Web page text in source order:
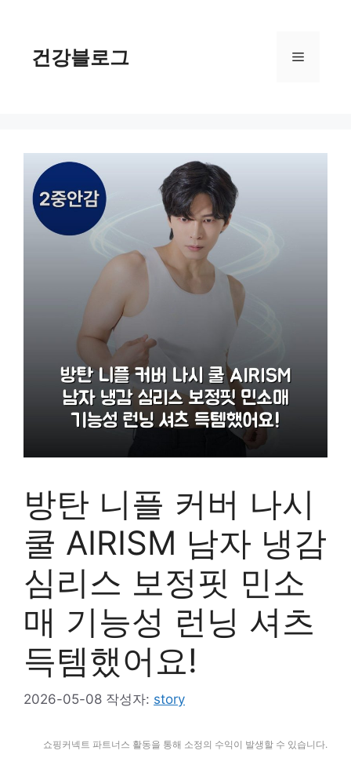
건강블로그 메
방탄 니플 커버 나시
쿨 AIRISM 남자 냉감
심리스 보정핏 민소
매 기능성 런닝 셔츠
득템했어요!
2026-05-08 작성자: story
쇼핑커넥트 파트너스 활동을 통해 소정의 수익이 발생할 수 있습니다.